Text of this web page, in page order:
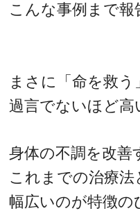
こんな事例まで報
まさに「命を救う
過言でないほど高
身体の不調を改善
これまでの治療法
幅広いのが特徴の